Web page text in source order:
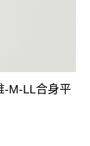
-M-LL合身平